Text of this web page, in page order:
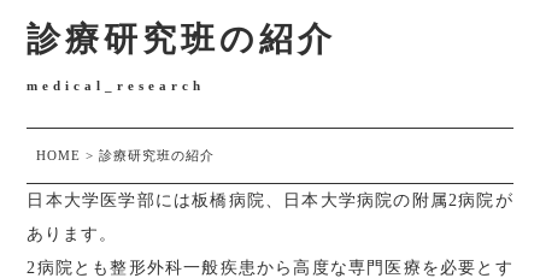
診療研究班の紹介
medical_research
HOME >診療研究班の紹介
日本大学医学部には板橋病院、日本大学病院の附属2病院が
あります。
2病院とも整形外科一般疾患から高度な専門医療を必要とす